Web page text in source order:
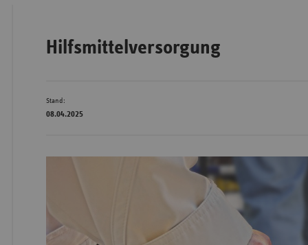
Berlin/
Hilfsmittelversorgung
Stand:
08.04.2025